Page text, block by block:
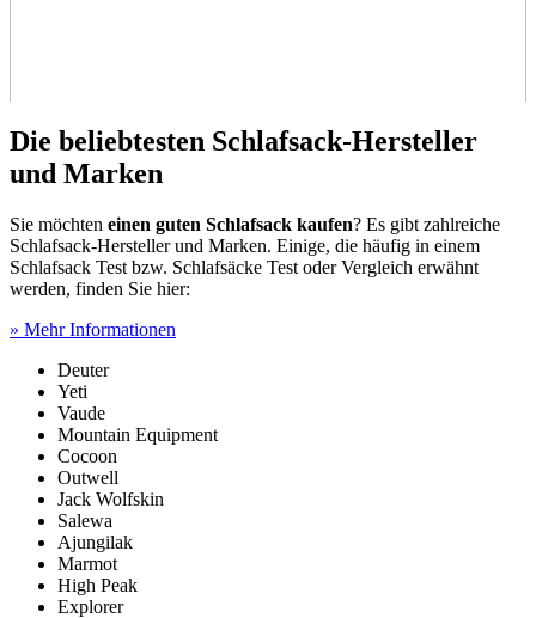
Die beliebtesten Schlafsack-Hersteller
und Marken
Sie möchten einen guten Schlafsack kaufen? Es gibt zahlreiche
Schlafsack-Hersteller und Marken. Einige, die häufig in einem
Schlafsack Test bzw. Schlafsäcke Test oder Vergleich erwähnt
werden, finden Sie hier:
» Mehr Informationen
Deuter
Yeti
Vaude
Mountain Equipment
Cocoon
Outwell
Jack Wolfskin
Salewa
Ajungilak
Marmot
High Peak
Explorer